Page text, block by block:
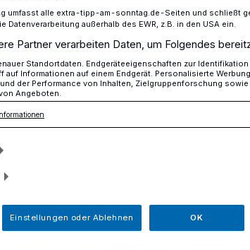
Hand-in-Hand-Cup 2026
umfasst alle extra-tipp-am-sonntag.de-Seiten und schließt
Datenverarbeitung außerhalb des EWR, z.B. in den USA ein.
Partner verarbeiten Daten, um Folgendes
Standortdaten. Endgeräteeigenschaften zur
auf Informationen auf einem Endgerät. Personalisierte
der Performance von Inhalten, Zielgruppenforschung
Angeboten.
Einstellungen oder Ablehnen OK